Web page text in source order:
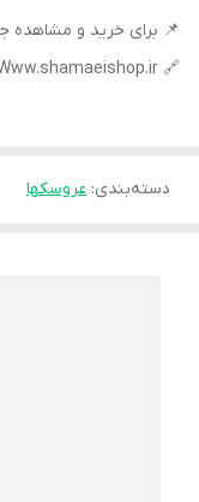
📌 برای خرید و مشاهده
🔗 Www.shamaeishop.ir
دسته‌بندی: عروسکها